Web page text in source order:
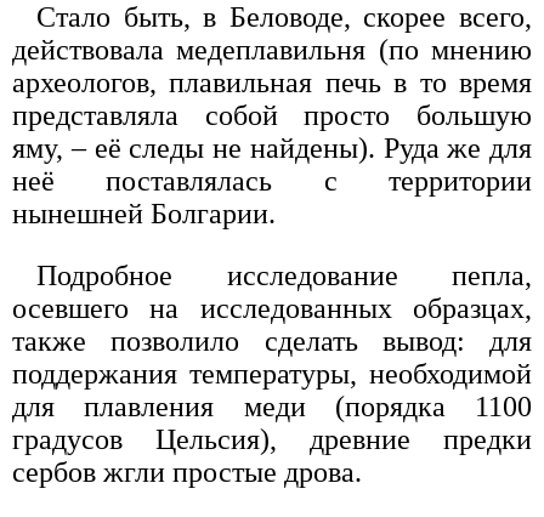
Стало быть, в Беловоде, скорее всего,
действовала медеплавильня (по мнению
археологов, плавильная печь в то время
представляла собой просто большую
яму, – её следы не найдены). Руда же для
неё поставлялась с территории
нынешней Болгарии.
Подробное исследование пепла,
осевшего на исследованных образцах,
также позволило сделать вывод: для
поддержания температуры, необходимой
для плавления меди (порядка 1100
градусов Цельсия), древние предки
сербов жгли простые дрова.